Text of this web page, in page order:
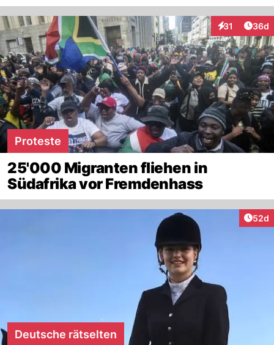
31
Interaktionen
36d
Proteste
25'000 Migranten fliehen in
Südafrika vor Fremdenhass
52d
Deutsche rätselten